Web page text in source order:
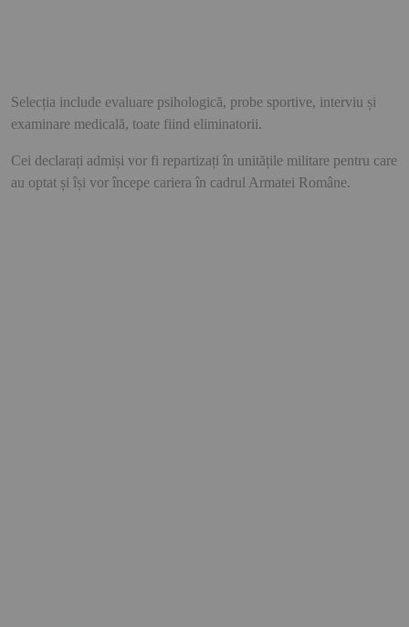
Selecția include evaluare psihologică, probe sportive, interviu și
examinare medicală, toate fiind eliminatorii.
Cei declarați admiși vor fi repartizați în unitățile militare pentru care
au optat și își vor începe cariera în cadrul Armatei Române.